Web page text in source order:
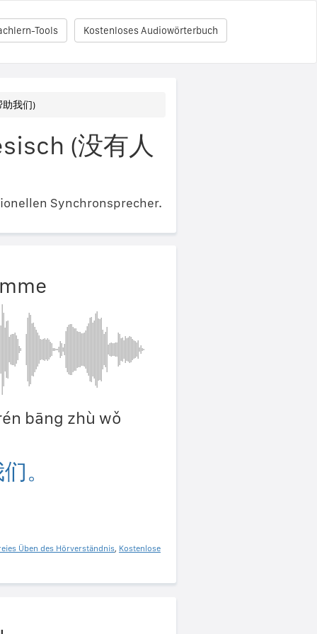
Kostenloses Audiowörterbuch
Tools
我们)
(没有人
Synchronsprecher.
bāng zhù wǒ
。
Üben des Hörverständnis, Kostenlose